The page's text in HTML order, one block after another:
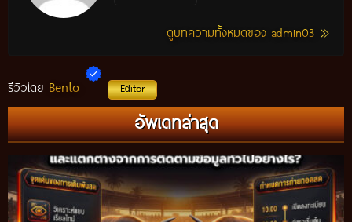
ดูบทความทั้งหมดของ admin03
รีวิวโดย Bento Editor
อัพเดทล่าสุด